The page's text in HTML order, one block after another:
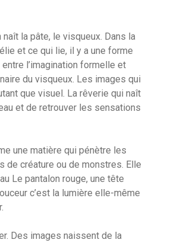
naît la pâte, le visqueux. Dans la
et ce qui lie, il y a une forme
entre l’imagination formelle et
du visqueux. Les images qui
que visuel. La rêverie qui naît
et de retrouver les sensations
une matière qui pénètre les
de créature ou de monstres. Elle
Le pantalon rouge, une tête
c’est la lumière elle-même
Des images naissent de la